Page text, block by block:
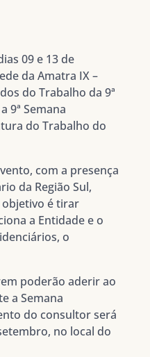
09 e 13 de
da Amatra IX –
do Trabalho da 9ª
9ª Semana
do Trabalho do
com a presença
da Região Sul,
objetivo é tirar
a Entidade e o
o
poderão aderir ao
a Semana
do consultor será
no local do